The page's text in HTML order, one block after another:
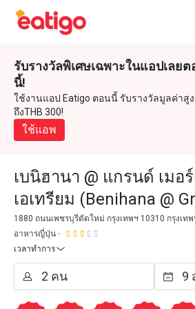
รับรางวัลพิเศษเฉพาะในแอปเลย
นี้!
ใช้งานแอป Eatigo ตอนนี้ รับรางวัลมูลค่าสู
ถึงTHB 300!
ใช้แอพ
เบนิฮานา @ แกรนด์ เมอ
เอเทรียม (Benihana @
Bangkok Atrium)
1880 ถนนเพชรบุรีตัดใหม่ กรุงเทพฯ 10310 กรุงเทพ
อาหารญี่ปุ่น
เวลาทำการ